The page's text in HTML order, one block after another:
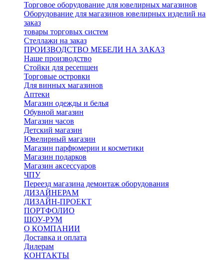
Торговое оборудование для ювелирных магазинов
Оборудование для магазинов ювелирных изделий на
заказ
товары торговых систем
Стеллажи на заказ
ПРОИЗВОДСТВО МЕБЕЛИ НА ЗАКАЗ
Наше производство
Стойки для ресепшен
Торговые островки
Для винных магазинов
Аптеки
Магазин одежды и белья
Обувной магазин
Магазин часов
Детский магазин
Ювелирный магазин
Магазин парфюмерии и косметики
Магазин подарков
Магазин аксессуаров
ЧПУ
Переезд магазина демонтаж оборудования
ДИЗАЙНЕРАМ
ДИЗАЙН-ПРОЕКТ
ПОРТФОЛИО
ШОУ-РУМ
О КОМПАНИИ
Доставка и оплата
Дилерам
КОНТАКТЫ